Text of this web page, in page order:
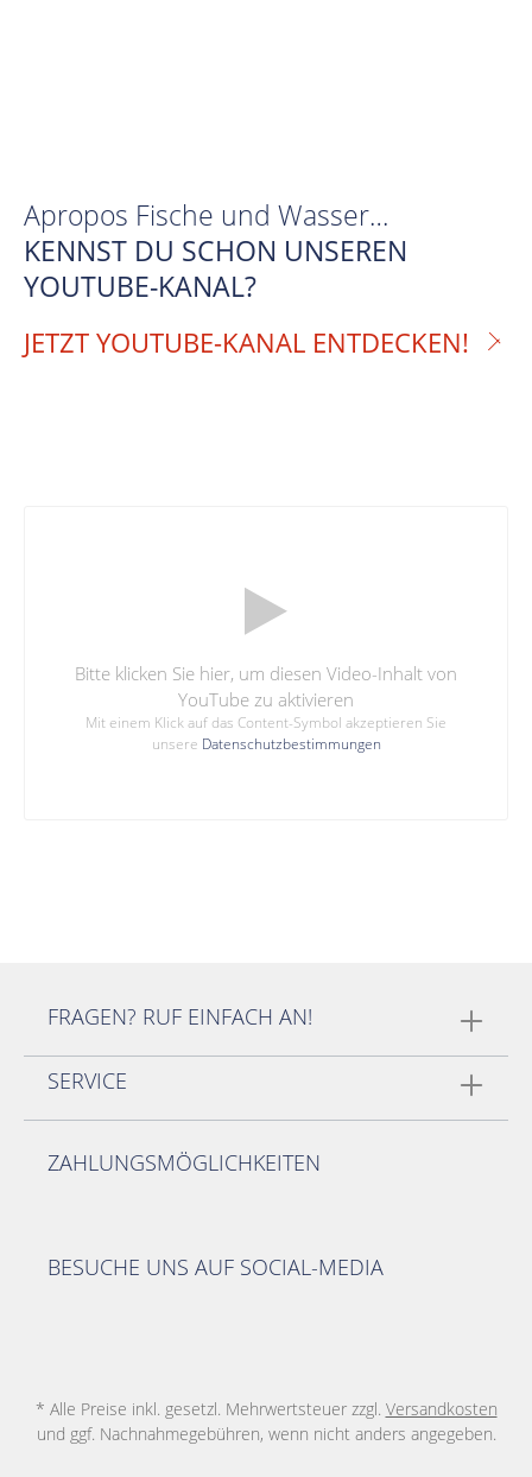
Apropos Fische und Wasser…
KENNST DU SCHON UNSEREN
YOUTUBE-KANAL?
JETZT YOUTUBE-KANAL ENTDECKEN!
Bitte klicken Sie hier, um diesen Video-Inhalt von
YouTube zu aktivieren
Mit einem Klick auf das Content-Symbol akzeptieren Sie
unsere Datenschutzbestimmungen
FRAGEN? RUF EINFACH AN!
SERVICE
ZAHLUNGSMÖGLICHKEITEN
BESUCHE UNS AUF SOCIAL-MEDIA
* Alle Preise inkl. gesetzl. Mehrwertsteuer zzgl. Versandkosten
und ggf. Nachnahmegebühren, wenn nicht anders angegeben.